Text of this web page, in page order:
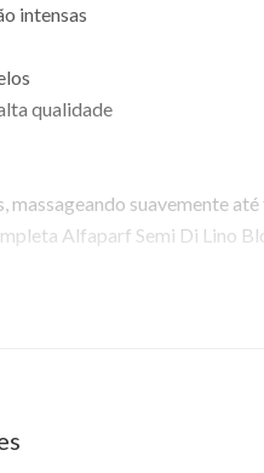
intensas
qualidade
massageando suavemente
Alfaparf Semi Di Lino